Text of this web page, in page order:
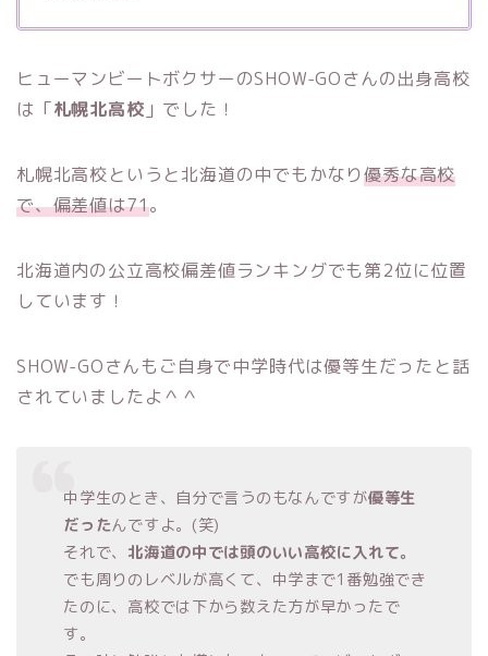
ヒューマンビートボクサーのSHOW-GOさんの出身高校
は「札幌北高校 」でした！
札幌北高校というと北海道の中でもかなり優秀な高校
で、偏差値は71。
北海道内の公立高校偏差値ランキングでも第2位に位置
しています！
SHOW-GOさんもご自身で中学時代は優等生だったと話
されていましたよ＾＾
中学生のとき、自分で言うのもなんですが優等生
だったんですよ。(笑)
それで、 北海道の中では頭のいい高校に入れて。
でも周りのレベルが高くて、中学まで1番勉強でき
たのに、高校では下から数えた方が早かったで
す。